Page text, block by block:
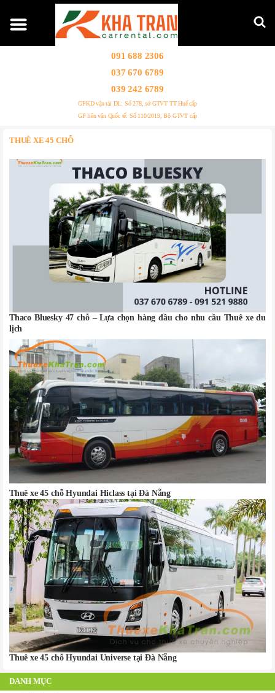
091 688 2306
037 670 6789
039 242 6789
GPKD vận tải DL: Số 278, sở GTVT TT Huế cấp
GP liên vận Quốc tế: Số 110/2019, Bộ GTVT cấp
THUÊ XE 45 CHỖ
Thaco Bluesky 47 chỗ – Lựa chọn hàng đầu cho nhu cầu Thuê xe du
lịch
Thuê xe 45 chỗ Hyundai Hiclass tại Đà Nẵng
Thuê xe 45 chỗ Hyundai Universe tại Đà Nẵng
DANH MỤC